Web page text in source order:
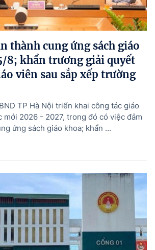
thành cung ứng sách giáo
8; khẩn trương giải quyết
viên sau sắp xếp trường
TP Hà Nội triển khai công tác giáo
mới 2026 - 2027, trong đó có việc đảm
ứng sách giáo khoa; khẩn ...